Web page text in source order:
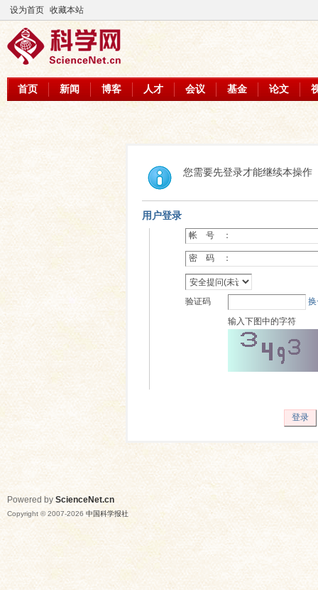
设为首页 收藏本站
首页 新闻 博客 人才 会议 基金 论文
您需要先登录才能继续本操作
用户登录
帐 号 ：
密 码 ：
验证码
输入下图中的字符
登录
Powered by ScienceNet.cn
Copyright © 2007-2026 中国科学报社